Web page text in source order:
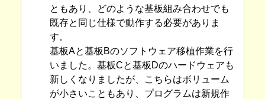
ともあり、どのような基板組み合わせでも
既存と同じ仕様で動作する必要がありま
す。
基板Aと基板Bのソフトウェア移植作業を行
いました。基板Cと基板Dのハードウェアも
新しくなりましたが、こちらはボリューム
が小さいこともあり、プログラムは新規作